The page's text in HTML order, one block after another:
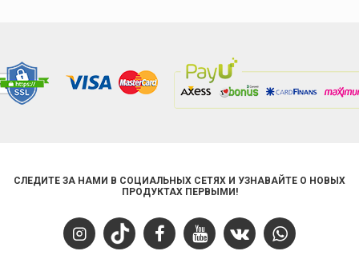
СЛЕДИТЕ ЗА НАМИ В СОЦИАЛЬНЫХ СЕТЯХ И УЗНАВАЙТЕ О НОВЫХ
ПРОДУКТАХ ПЕРВЫМИ!